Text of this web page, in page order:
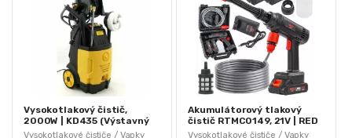
Vysokotlakové čističe / Vapky
Vysokotlakový čistič,
2000W | KD435 (Výstavný
kus)
Vysokotlakové čističe / Vapky
Akumulátorový tlakový
čistič RTMC0149, 21V | RED
TECHNIC (Výstavný kus)